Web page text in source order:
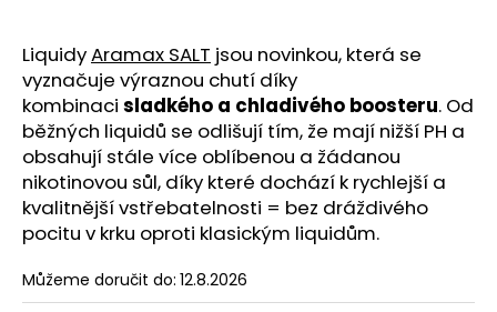
LiquidyAramax SALT jsou novinkou, která se
vyznačuje výraznou chutí díky
kombinaci sladkého a chladivého boosteru. Od
běžných liquidů se odlišují tím, že mají nižší PH a
obsahují stále více oblíbenou a žádanou
nikotinovou sůl, díky které dochází k rychlejší a
kvalitnější vstřebatelnosti = bez dráždivého
pocitu v krku oproti klasickým liquidům.
Můžeme doručit do: 12.8.2026
HLEDAT
D
o
p
o
r
u